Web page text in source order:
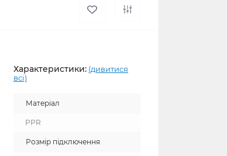
Характеристики: (дивитися
всі)
Матеріал
PPR
Розмір підключення